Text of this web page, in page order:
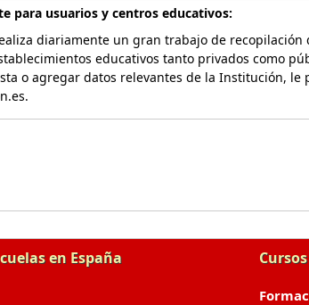
para usuarios y centros educativos:
diariamente un gran trabajo de
educativos tanto privados como
o agregar datos relevantes de la Institución, le
en España